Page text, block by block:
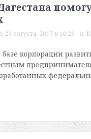
29 августа, 2017 в 10:29 в:
корпорации